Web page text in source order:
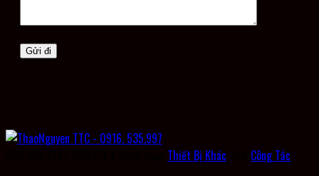
Thiết Bị Khác Công Tắc